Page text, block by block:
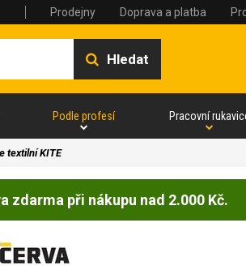
Prodejny Doprava a platba
Hledat
Podle profesí Pracovní
textilní KITE
zdarma při nákupu nad 2.000 Kč.